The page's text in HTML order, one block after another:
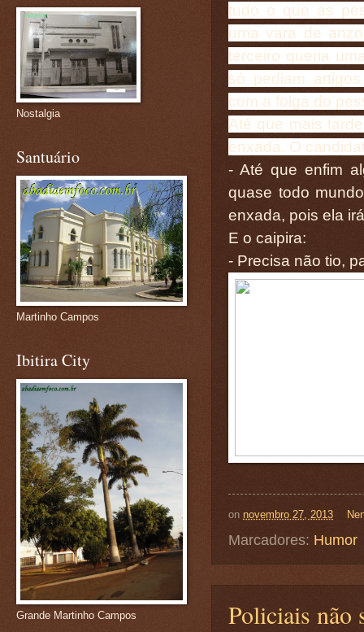
tudo o que as
uma vara de
terceiro queria
só pediam
com a folga do
Até que mais
enxada. O
- Até que enfim
quase todo
enxada, pois ela
E o caipira:
- Precisa não tio,
on novembro 27, 2013
Marcadores: Humor
Policiais não
Nostalgia
Santuário
Martinho Campos
Ibitira City
Grande Martinho Campos